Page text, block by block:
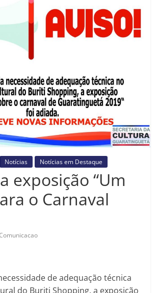
Notícias Notícias em Destaque
exposição “Um
o Carnaval
de adequação técnica
do Buriti Shopping, a exposição